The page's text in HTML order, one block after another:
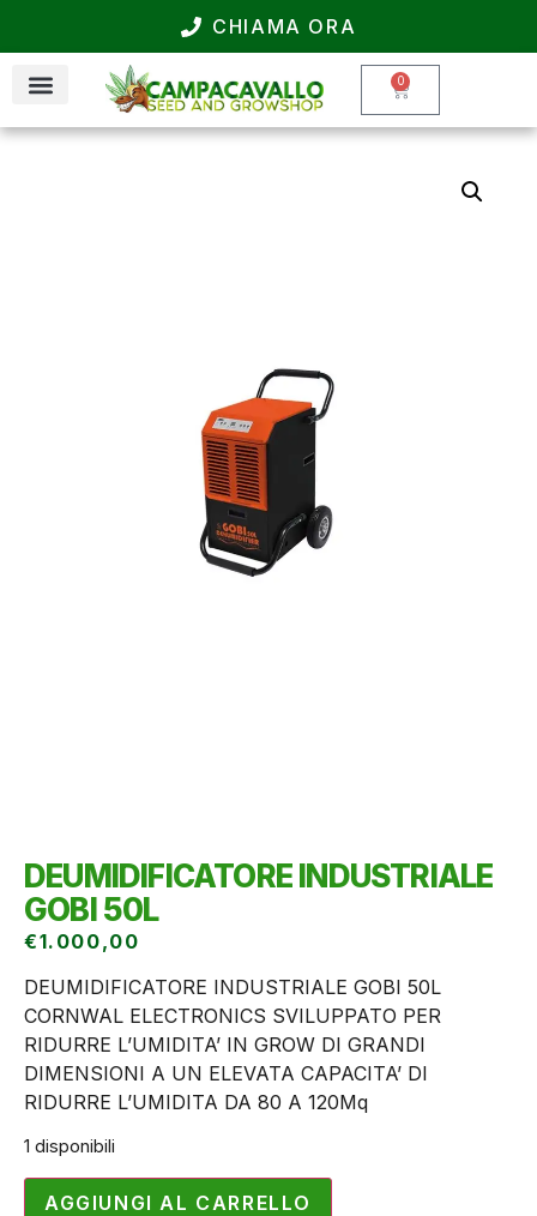
CHIAMA ORA
0
DEUMIDIFICATORE INDUSTRIALE
GOBI 50L
€1.000,00
DEUMIDIFICATORE INDUSTRIALE GOBI 50L
CORNWAL ELECTRONICS SVILUPPATO PER
RIDURRE L’UMIDITA’ IN GROW DI GRANDI
DIMENSIONI A UN ELEVATA CAPACITA’ DI
RIDURRE L’UMIDITA DA 80 A 120Mq
1 disponibili
AGGIUNGI AL CARRELLO